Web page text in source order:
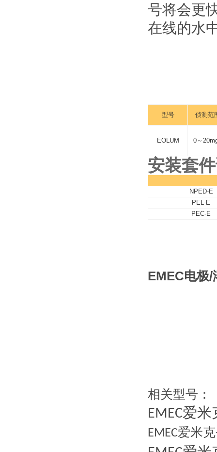
号将会更
在线的水
型号 侦测范
EOLUM 0～
安装套
NPED-E
PEL-E
PEC-E
EMEC电极/
相关型号：
EMEC爱米
EMEC爱米克